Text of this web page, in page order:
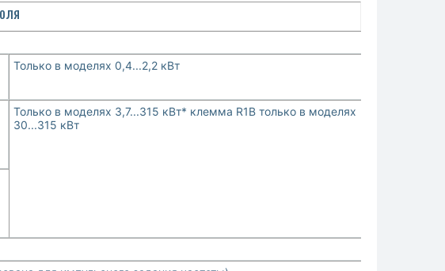
Только в моделях 0,4...2,2 кВт
Только в моделях 3,7...315 кВт* клемма R1B только в моделях
30...315 кВт